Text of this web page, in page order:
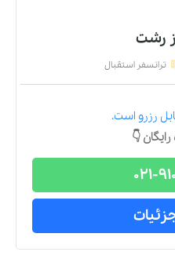
رشت
ترانسفر استقبال
رزرو است.
👇
021-